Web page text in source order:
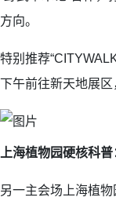
方向。
特别推荐
下午前往新天地展
上海植物园硬核科
另一主会场上海植